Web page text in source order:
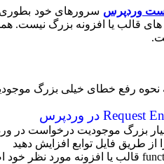
وردپرس سرورهای خود بطوری
های قالب یا افزونه بزرگ نیست.
رفع خطای خیلی بزرگ موجودیت
بزرگ موجودیت درخواست در